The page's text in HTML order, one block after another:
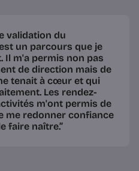
validation du
un parcours que je
. Il m'a permis non pas
de direction mais de
tenait à cœur et qui
Les rendez-
m'ont permis de
me redonner confiance
faire naître.”